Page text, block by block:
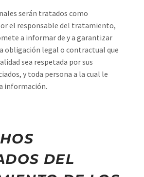
serán tratados como
el responsable del tratamiento,
a informar de y a garantizar
obligación legal o contractual que
sea respetada por sus
y toda persona a la cual le
información.
DEL